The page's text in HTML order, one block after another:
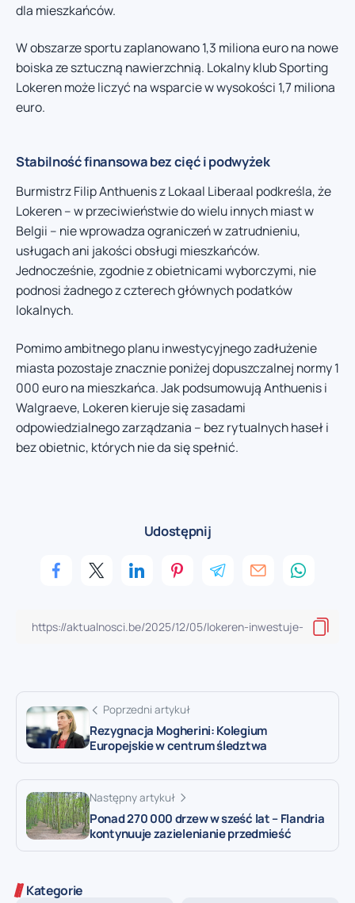
dla mieszkańców.
W obszarze sportu zaplanowano 1,3 miliona euro na nowe
boiska ze sztuczną nawierzchnią. Lokalny klub Sporting
Lokeren może liczyć na wsparcie w wysokości 1,7 miliona
euro.
Stabilność finansowa bez cięć i podwyżek
Burmistrz Filip Anthuenis z Lokaal Liberaal podkreśla, że
Lokeren – w przeciwieństwie do wielu innych miast w
Belgii – nie wprowadza ograniczeń w zatrudnieniu,
usługach ani jakości obsługi mieszkańców.
Jednocześnie, zgodnie z obietnicami wyborczymi, nie
podnosi żadnego z czterech głównych podatków
lokalnych.
Pomimo ambitnego planu inwestycyjnego zadłużenie
miasta pozostaje znacznie poniżej dopuszczalnej normy 1
000 euro na mieszkańca. Jak podsumowują Anthuenis i
Walgraeve, Lokeren kieruje się zasadami
odpowiedzialnego zarządzania – bez rytualnych haseł i
bez obietnic, których nie da się spełnić.
Udostępnij
Poprzedni artykuł
Rezygnacja Mogherini: Kolegium
Europejskie w centrum śledztwa
Następny artykuł
Ponad 270 000 drzew w sześć lat – Flandria
kontynuuje zazielenianie przedmieść
Kategorie